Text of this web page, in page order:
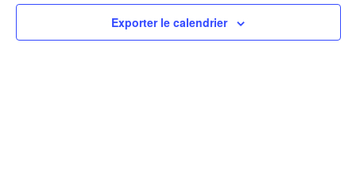
2026
Views
Exporter le calendrier